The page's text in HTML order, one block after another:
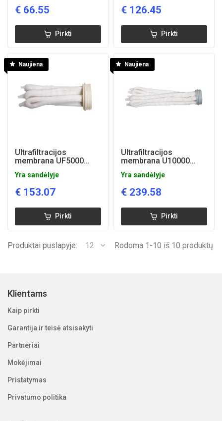
€ 66.55
Pirkti
€ 126.45
Pirkti
Naujiena
Ultrafiltracijos
membrana UF5000
Yra sandėlyje
€ 153.07
Pirkti
Naujiena
Ultrafiltracijos
membrana U10000
Yra sandėlyje
€ 239.58
Pirkti
Produktai puslapyje: 12 Rodoma 1-10 iš 10 produktų
Klientams
Kaip pirkti
Garantija ir teisė atsisakyti
Partneriai
Mokėjimai
Pristatymas
Privatumo politika